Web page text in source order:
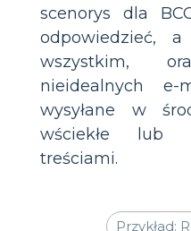
scenorys dla
odpowiedzieć,
wszystkim,
nieidealnych
wysyłane w
wściekłe lub
treściami.